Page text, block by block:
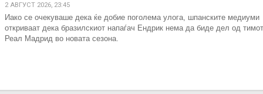
2 АВГУСТ 2026, 23:45
Иако се очекуваше дека ќе добие поголема улога, шпанските медиуми
откриваат дека бразилскиот напаѓач Ендрик нема да биде дел од
Реал Мадрид во новата сезона.